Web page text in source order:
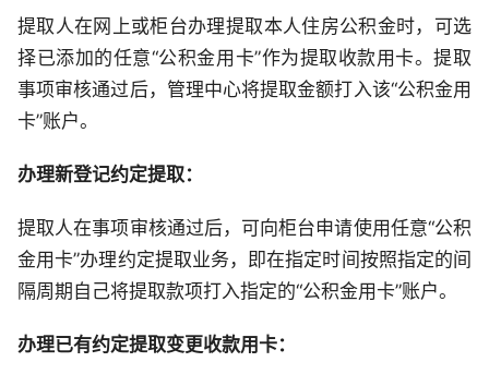
提取人在网上或柜台办理提取本人住房公积金时，可选
择已添加的任意“公积金用卡”作为提取收款用卡。提取
事项审核通过后，管理中心将提取金额打入该“公积金用
卡”账户。
办理新登记约定提取：
提取人在事项审核通过后，可向柜台申请使用任意“公积
金用卡”办理约定提取业务，即在指定时间按照指定的间
隔周期自己将提取款项打入指定的“公积金用卡”账户。
办理已有约定提取变更收款用卡：